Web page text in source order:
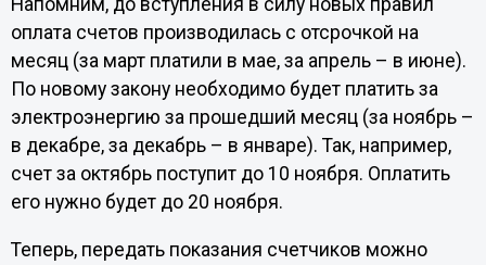
Напомним, до вступления в силу новых правил
оплата счетов производилась с отсрочкой на
месяц (за март платили в мае, за апрель – в июне).
По новому закону необходимо будет платить за
электроэнергию за прошедший месяц (за ноябрь –
в декабре, за декабрь – в январе). Так, например,
счет за октябрь поступит до 10 ноября. Оплатить
его нужно будет до 20 ноября.
Теперь, передать показания счетчиков можно